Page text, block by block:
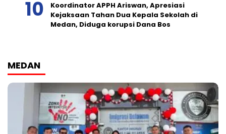
Koordinator APPH Ariswan, Apresiasi
Kejaksaan Tahan Dua Kepala Sekolah di
Medan, Diduga korupsi Dana Bos
MEDAN